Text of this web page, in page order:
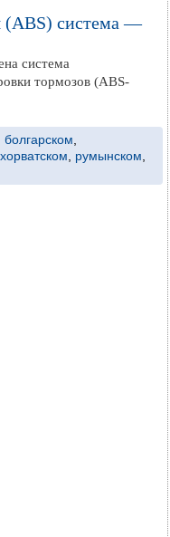
(ABS) система —
система
тормозов (ABS-
болгарском
хорватском румынском